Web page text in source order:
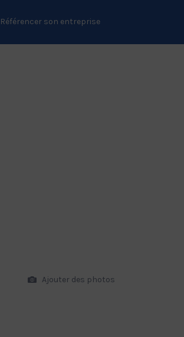
Référencer son entreprise
Ajouter des photos